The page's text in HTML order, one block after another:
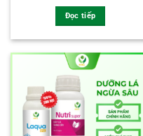
Đọc tiếp